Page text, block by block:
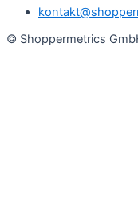
© Shoppermetrics